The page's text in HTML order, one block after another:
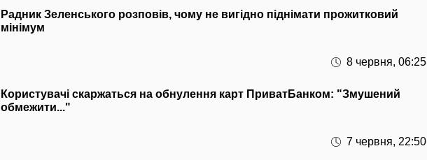
Радник Зеленського розповів, чому не вигідно піднімати прожитковий
мінімум
8 червня, 06:25
Користувачі скаржаться на обнулення карт ПриватБанком: "Змушений
обмежити..."
7 червня, 22:50